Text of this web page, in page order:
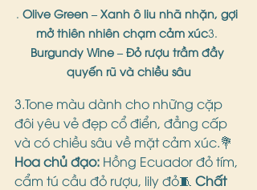
Olive Green – Xanh ô liu nhã nhặn, gợi
mở thiên nhiên chạm cảm xúc3.
Burgundy Wine – Đỏ rượu trầm đầy
quyến rũ và chiều sâu
3.Tone màu dành cho những cặp
đôi yêu vẻ đẹp cổ điển, đẳng cấp
và có chiều sâu về mặt cảm xúc.💐
Hoa chủ đạo: Hồng Ecuador đỏ tím,
cẩm tú cầu đỏ rượu, lily đỏ🧵 Chất